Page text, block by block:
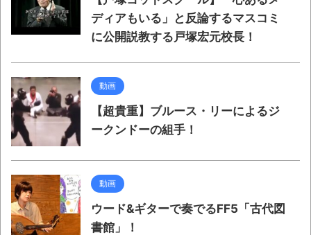
ディアもいる」と反論するマスコミ
に公開説教する戸塚宏元校長！
動画
【超貴重】ブルース・リーによるジ
ークンドーの組手！
動画
ウード&ギターで奏でるFF5「古代図
書館」！